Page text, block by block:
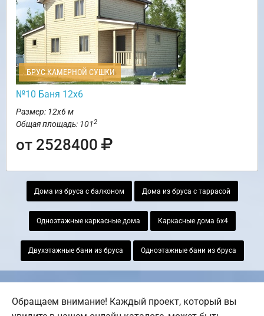
БРУС КАМЕРНОЙ СУШКИ
№10 Баня 12х6
Размер: 12х6 м
Общая площадь: 1012
от 2528400
Дома из бруса с балконом Дома из бруса с таррасой
Одноэтажные каркасные дома Каркасные дома 6х4
Двухэтажные бани из бруса Одноэтажные бани из бруса
Обращаем внимание! Каждый проект, который вы